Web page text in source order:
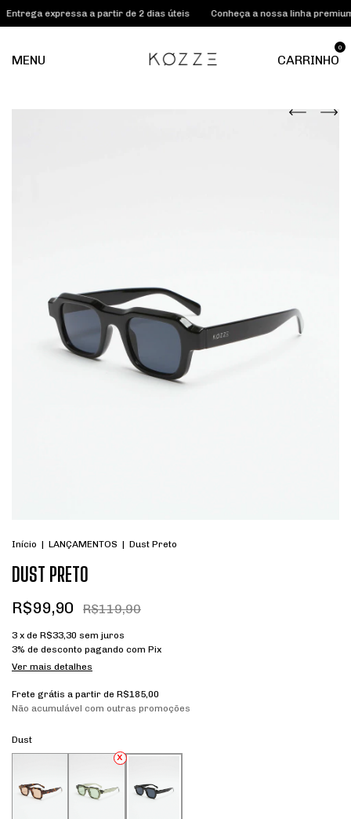
expressa a partir de 2 dias úteis Conheça a nossa linha premium KOZZE
MENU CARRINHO
0
Início | LANÇAMENTOS | Dust Preto
DUST PRETO
R$99,90 R$119,90
3 x de R$33,30 sem juros
3% de desconto pagando com Pix
Ver mais detalhes
Frete grátis a partir de R$185,00
Não acumulável com outras promoções
Dust